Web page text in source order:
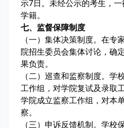
示7日。未经公示的考生，
学籍。
七、监督保障制度
（一）集体决策制度。在专
院招生委员会集体讨论，确
果负责。
（二）巡查和监察制度。学
工作组，对学院复试及录取
学院成立监察工作组，对本
察。
（三）申诉反馈机制。学校